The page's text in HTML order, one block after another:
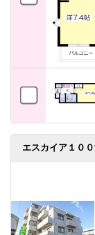
エスカイア１０